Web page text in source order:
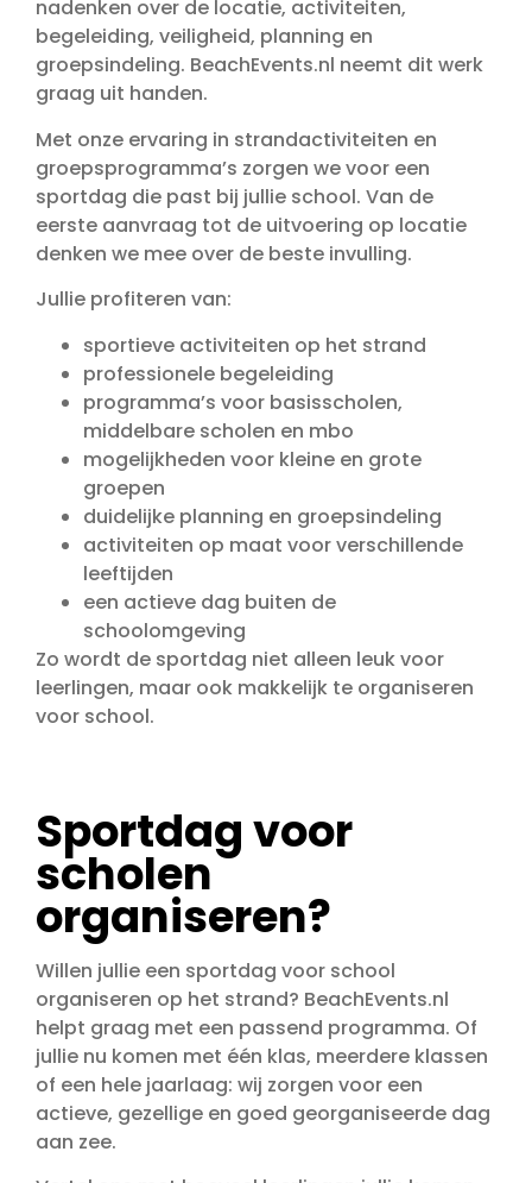
nadenken over de locatie, activiteiten,
begeleiding, veiligheid, planning en
groepsindeling. BeachEvents.nl neemt dit werk
graag uit handen.
Met onze ervaring in strandactiviteiten en
groepsprogramma’s zorgen we voor een
sportdag die past bij jullie school. Van de
eerste aanvraag tot de uitvoering op locatie
denken we mee over de beste invulling.
Jullie profiteren van:
sportieve activiteiten op het strand
professionele begeleiding
programma’s voor basisscholen,
middelbare scholen en mbo
mogelijkheden voor kleine en grote
groepen
duidelijke planning en groepsindeling
activiteiten op maat voor verschillende
leeftijden
een actieve dag buiten de
schoolomgeving
Zo wordt de sportdag niet alleen leuk voor
leerlingen, maar ook makkelijk te organiseren
voor school.
Sportdag voor
scholen
organiseren?
Willen jullie een sportdag voor school
organiseren op het strand? BeachEvents.nl
helpt graag met een passend programma. Of
jullie nu komen met één klas, meerdere klassen
of een hele jaarlaag: wij zorgen voor een
actieve, gezellige en goed georganiseerde dag
aan zee.